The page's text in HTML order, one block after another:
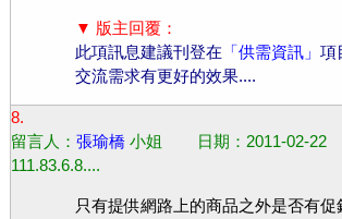
▼ 版主回覆：
此項訊息建議刊登在 「供需資訊」 項
交流需求有更好的效果....
8.
留言人： 張瑜橋 小姐 日期：2011-02-
111.83.6.8....
只有提供網路上的商品之外是否有促